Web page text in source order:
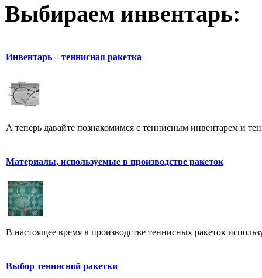
Выбираем инвентарь:
Инвентарь – теннисная ракетка
А теперь давайте познакомимся с теннисным инвентарем и
Материалы, используемые в производстве ракеток
В настоящее время в производстве теннисных ракеток
Выбор теннисной ракетки